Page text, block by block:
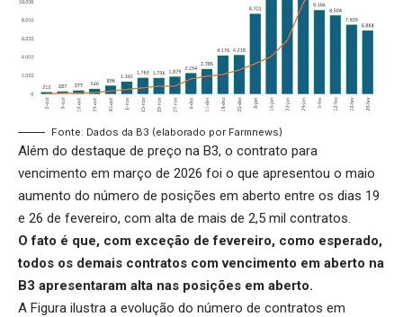
Fonte: Dados da B3 (elaborado por Farmnews)
Além do destaque de preço na B3, o contrato para
vencimento em março de 2026 foi o que apresentou o maio
aumento do número de posições em aberto entre os dias 19
e 26 de fevereiro, com alta de mais de 2,5 mil contratos.
O fato é que, com exceção de fevereiro, como esperado,
todos os demais contratos com vencimento em aberto na
B3 apresentaram alta nas posições em aberto.
A Figura ilustra a evolução do número de contratos em